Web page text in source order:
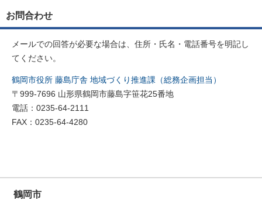
お問合わせ
メールでの回答が必要な場合は、住所・氏名・電話番号を明記し
てください。
鶴岡市役所 藤島庁舎 地域づくり推進課（総務企画担当）
〒999-7696 山形県鶴岡市藤島字笹花25番地
電話：0235-64-2111
FAX：0235-64-4280
鶴岡市